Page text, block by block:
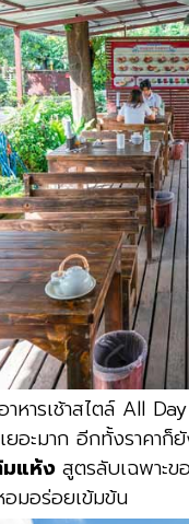
าหารเช้าสไตล์ All
เยอะมาก อีกทั้งราค
แห้ง สูตรลับเฉพาะ
อมอร่อยเข้มข้น